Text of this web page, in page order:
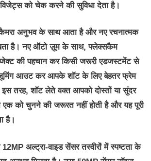
को चेक करने की सुविधा देता है।
अनुभव के साथ आता है और नए रचनात्मक
है। नए ऑटो ज़ूम के साथ, फ्लेक्सकैम
की पहचान कर किसी जरूरी एडजस्टमेंट से
आउट कर आपके शॉट के लिए बेहतर फ्रेम
तरह, शॉट लेते वक्त आपको दोस्तों या सुंदर
को चुनने की जरूरत नहीं होती है और यह पूरी
है।
अल्ट्रा-वाइड सेंसर तस्वीरों में स्पष्टता के